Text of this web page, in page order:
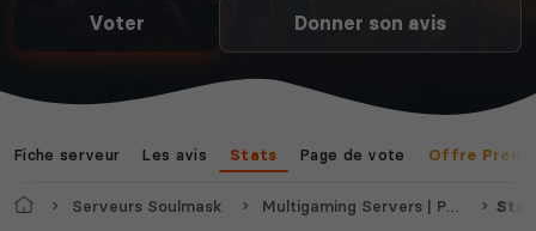
Voter Donner son avis
Fiche serveur Les avis Stats Page de vote Offre
AccueilServeurs Soulmask Multigaming Servers | PVP RAID 19h as 00h / week 12h as 00h | [5X all] [4 Man]